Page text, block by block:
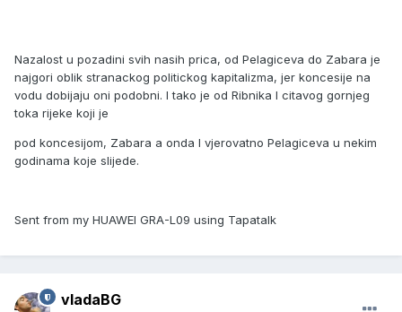
Nazalost u pozadini svih nasih prica, od Pelagiceva do Zabara je
najgori oblik stranackog politickog kapitalizma, jer koncesije na
vodu dobijaju oni podobni. I tako je od Ribnika I citavog gornjeg
toka rijeke koji je
pod koncesijom, Zabara a onda I vjerovatno Pelagiceva u nekim
godinama koje slijede.
Sent from my HUAWEI GRA-L09 using Tapatalk
vladaBG